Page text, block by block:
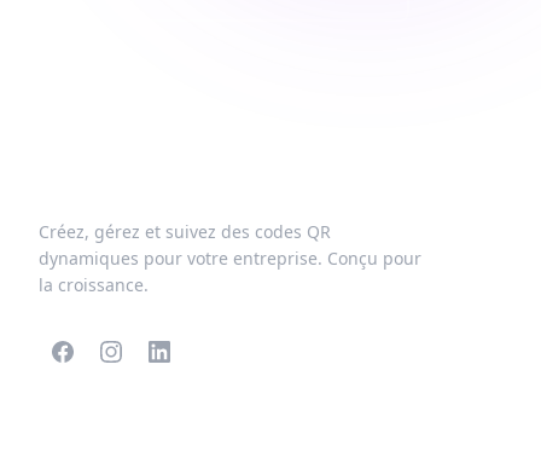
Créez, gérez et suivez des codes QR
dynamiques pour votre entreprise. Conçu pour
la croissance.